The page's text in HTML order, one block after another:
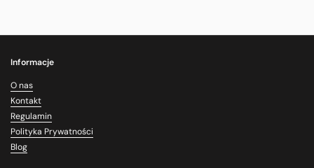
Informacje
O nas
Kontakt
Regulamin
Polityka Prywatności
Blog